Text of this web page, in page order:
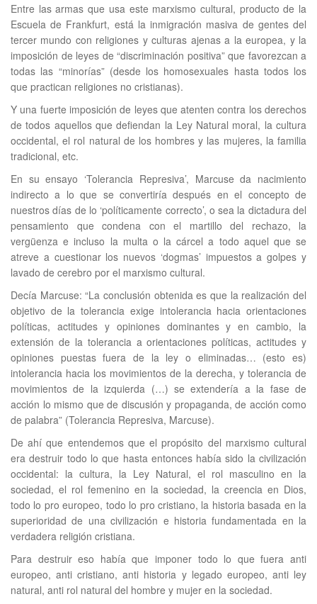
Entre las armas que usa este marxismo cultural, producto de la
Escuela de Frankfurt, está la inmigración masiva de gentes del
tercer mundo con religiones y culturas ajenas a la europea, y la
imposición de leyes de “discriminación positiva” que favorezcan a
todas las “minorías” (desde los homosexuales hasta todos los
que practican religiones no cristianas).
Y una fuerte imposición de leyes que atenten contra los derechos
de todos aquellos que defiendan la Ley Natural moral, la cultura
occidental, el rol natural de los hombres y las mujeres, la familia
tradicional, etc.
En su ensayo ‘Tolerancia Represiva’, Marcuse da nacimiento
indirecto a lo que se convertiría después en el concepto de
nuestros días de lo ‘políticamente correcto’, o sea la dictadura del
pensamiento que condena con el martillo del rechazo, la
vergüenza e incluso la multa o la cárcel a todo aquel que se
atreve a cuestionar los nuevos ‘dogmas’ impuestos a golpes y
lavado de cerebro por el marxismo cultural.
Decía Marcuse: “La conclusión obtenida es que la realización del
objetivo de la tolerancia exige intolerancia hacia orientaciones
políticas, actitudes y opiniones dominantes y en cambio, la
extensión de la tolerancia a orientaciones políticas, actitudes y
opiniones puestas fuera de la ley o eliminadas… (esto es)
intolerancia hacia los movimientos de la derecha, y tolerancia de
movimientos de la izquierda (…) se extendería a la fase de
acción lo mismo que de discusión y propaganda, de acción como
de palabra” (Tolerancia Represiva, Marcuse).
De ahí que entendemos que el propósito del marxismo cultural
era destruir todo lo que hasta entonces había sido la civilización
occidental: la cultura, la Ley Natural, el rol masculino en la
sociedad, el rol femenino en la sociedad, la creencia en Dios,
todo lo pro europeo, todo lo pro cristiano, la historia basada en la
superioridad de una civilización e historia fundamentada en la
verdadera religión cristiana.
Para destruir eso había que imponer todo lo que fuera anti
europeo, anti cristiano, anti historia y legado europeo, anti ley
natural, anti rol natural del hombre y mujer en la sociedad.